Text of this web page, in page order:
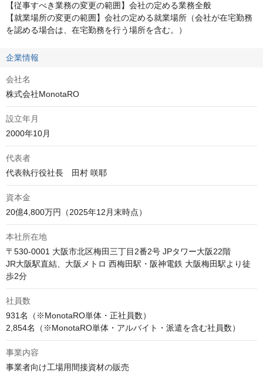
【従事すべき業務の変更の範囲】会社の定める業務全般
【就業場所の変更の範囲】会社の定める就業場所（会社が在宅勤務
を認める場合は、在宅勤務を行う場所を含む。）
企業情報
会社名
株式会社MonotaRO
設立年月
2000年10月
代表者
代表執行役社長　田村 咲耶
資本金
20億4,800万円（2025年12月末時点）
本社所在地
〒530-0001 大阪市北区梅田三丁目2番2号 JPタワー大阪22階
JR大阪駅直結、大阪メトロ 西梅田駅・阪神電鉄 大阪梅田駅より徒
歩2分
社員数
931名（※MonotaRO単体・正社員数）
事業内容
事業者向け工場用間接資材の販売